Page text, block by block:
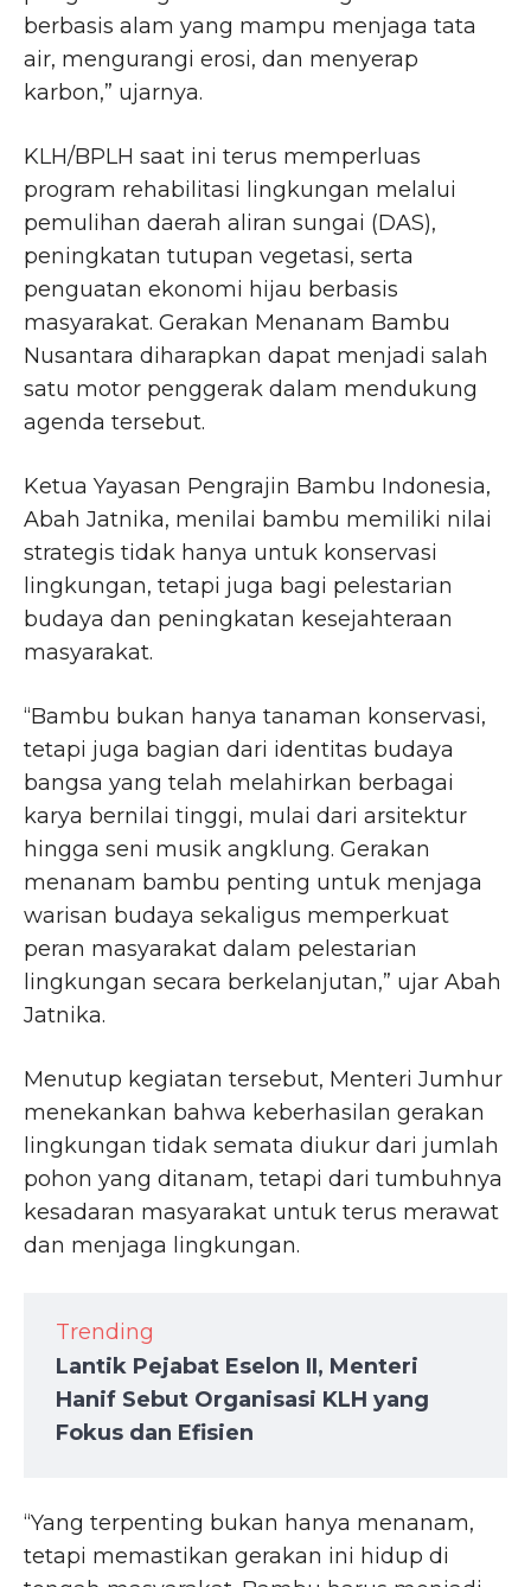
berbasis alam yang mampu menjaga tata
air, mengurangi erosi, dan menyerap
karbon,” ujarnya.
KLH/BPLH saat ini terus memperluas
program rehabilitasi lingkungan melalui
pemulihan daerah aliran sungai (DAS),
peningkatan tutupan vegetasi, serta
penguatan ekonomi hijau berbasis
masyarakat. Gerakan Menanam Bambu
Nusantara diharapkan dapat menjadi salah
satu motor penggerak dalam mendukung
agenda tersebut.
Ketua Yayasan Pengrajin Bambu Indonesia,
Abah Jatnika, menilai bambu memiliki nilai
strategis tidak hanya untuk konservasi
lingkungan, tetapi juga bagi pelestarian
budaya dan peningkatan kesejahteraan
masyarakat.
“Bambu bukan hanya tanaman konservasi,
tetapi juga bagian dari identitas budaya
bangsa yang telah melahirkan berbagai
karya bernilai tinggi, mulai dari arsitektur
hingga seni musik angklung. Gerakan
menanam bambu penting untuk menjaga
warisan budaya sekaligus memperkuat
peran masyarakat dalam pelestarian
lingkungan secara berkelanjutan,” ujar Abah
Jatnika.
Menutup kegiatan tersebut, Menteri Jumhur
menekankan bahwa keberhasilan gerakan
lingkungan tidak semata diukur dari jumlah
pohon yang ditanam, tetapi dari tumbuhnya
kesadaran masyarakat untuk terus merawat
dan menjaga lingkungan.
Trending
Lantik Pejabat Eselon II, Menteri
Hanif Sebut Organisasi KLH yang
Fokus dan Efisien
“Yang terpenting bukan hanya menanam,
tetapi memastikan gerakan ini hidup di